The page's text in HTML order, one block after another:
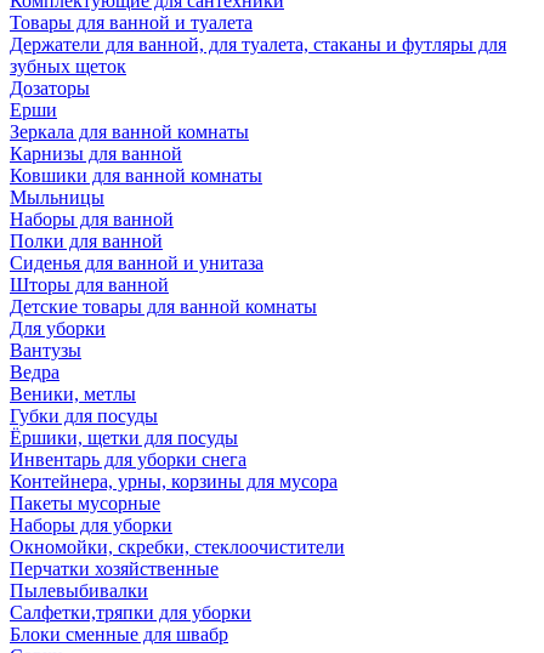
Товары для ванной и туалета
Держатели для ванной, для туалета, стаканы и футляры для
зубных щеток
Дозаторы
Ерши
Зеркала для ванной комнаты
Карнизы для ванной
Ковшики для ванной комнаты
Мыльницы
Наборы для ванной
Полки для ванной
Сиденья для ванной и унитаза
Шторы для ванной
Детские товары для ванной комнаты
Для уборки
Вантузы
Ведра
Веники, метлы
Губки для посуды
Ёршики, щетки для посуды
Инвентарь для уборки снега
Контейнера, урны, корзины для мусора
Пакеты мусорные
Наборы для уборки
Окномойки, скребки, стеклоочистители
Перчатки хозяйственные
Пылевыбивалки
Салфетки,тряпки для уборки
Блоки сменные для швабр